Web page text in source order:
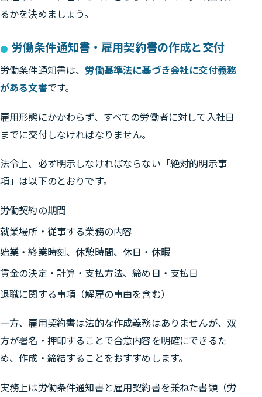
るかを決めましょう。
労働条件通知書・雇用契約書の作成と交付
労働条件通知書は、 労働基準法に基づき会社に交付義務
がある文書です。
雇用形態にかかわらず、すべての労働者に対して入社日
までに交付しなければなりません。
法令上、必ず明示しなければならない「絶対的明示事
項」は以下のとおりです。
労働契約の期間
就業場所・従事する業務の内容
始業・終業時刻、休憩時間、休日・休暇
賃金の決定・計算・支払方法、締め日・支払日
退職に関する事項（解雇の事由を含む）
一方、雇用契約書は法的な作成義務はありませんが、 双
方が署名・押印することで合意内容を明確にできるた
め、作成・締結することをおすすめします。
実務上は労働条件通知書と雇用契約書を兼ねた書類（労